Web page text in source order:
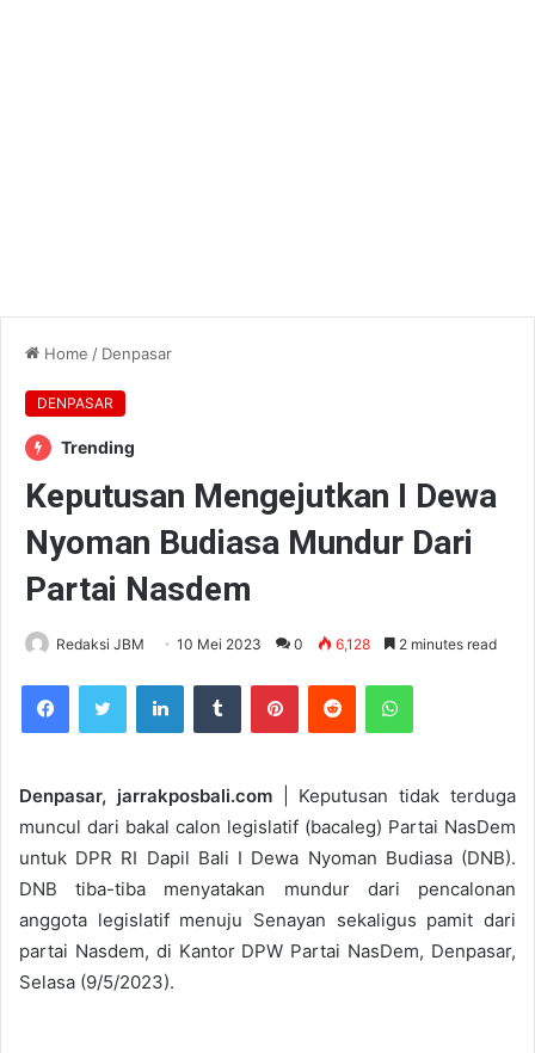
Home / Denpasar
DENPASAR
Trending
Keputusan Mengejutkan I Dewa
Nyoman Budiasa Mundur Dari
Partai Nasdem
Redaksi JBM 10 Mei 2023 0 6,128 2 minutes read
Denpasar, jarrakposbali.com| Keputusan tidak terduga
muncul dari bakal calon legislatif (bacaleg) Partai NasDem
untuk DPR RI Dapil Bali I Dewa Nyoman Budiasa (DNB).
DNB tiba-tiba menyatakan mundur dari pencalonan
anggota legislatif menuju Senayan sekaligus pamit dari
partai Nasdem, di Kantor DPW Partai NasDem, Denpasar,
Selasa (9/5/2023).